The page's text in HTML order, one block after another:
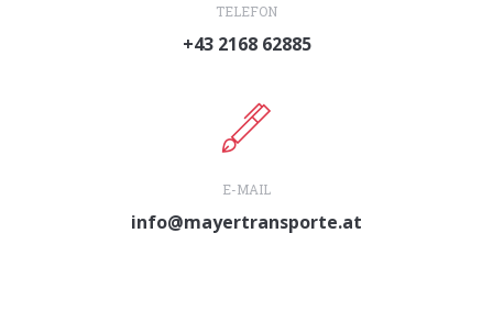
TELEFON
+43 2168 62885
E-MAIL
info@mayertransporte.at